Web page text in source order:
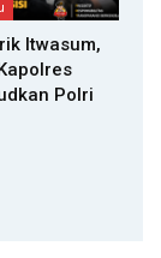
Itwasum,
Polri